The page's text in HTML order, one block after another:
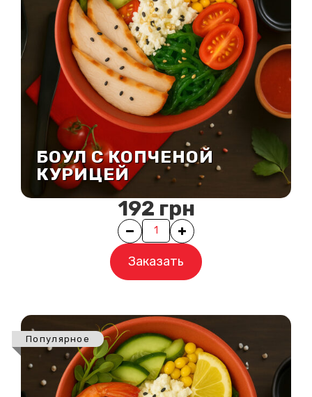
БОУЛ С КОПЧЕНОЙ
КУРИЦЕЙ
192 грн
Quantity
Заказать
Популярное